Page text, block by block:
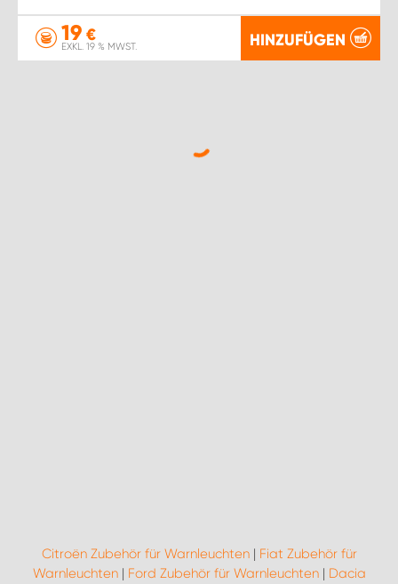
19 €
EXKL. 19 % MWST. HINZUFÜGEN
Citroën Zubehör für Warnleuchten| Fiat Zubehör für
Warnleuchten| Ford Zubehör für Warnleuchten| Dacia